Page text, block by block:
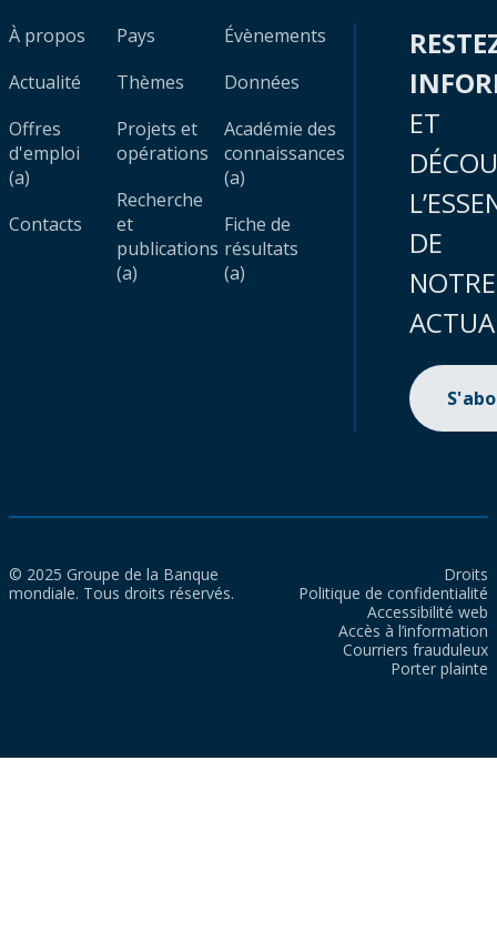
À propos
Actualité
Offres
d'emploi
(a)
Contacts
Pays
Thèmes
Projets et
opérations
Recherche
et
publications
(a)
Évènements
Données
Académie des
connaissances
(a)
Fiche de
résultats
(a)
ET
DE
NOTRE
© 2025 Groupe de la Banque
mondiale. Tous droits réservés.
Droits
Politique de confidentialité
Accessibilité web
Accès à l’information
Courriers frauduleux
Porter plainte